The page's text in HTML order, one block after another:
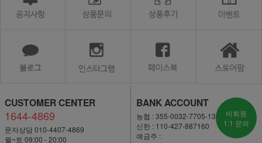
CUSTOMER CENTER
1644-4869
문자상담 010-4407-4869
월~토 09:00 - 20:00
BANK ACCOUNT
농협 : 355-0032-7705-13
신한 : 110-427-887160
예금주 :
비회원
1:1 문의